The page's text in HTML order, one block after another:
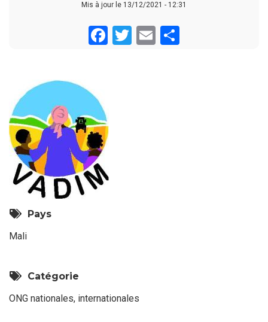
Mis à jour le 13/12/2021 - 12:31
Facebook
Twitter
Email
Pays
Mali
Catégorie
ONG nationales, internationales